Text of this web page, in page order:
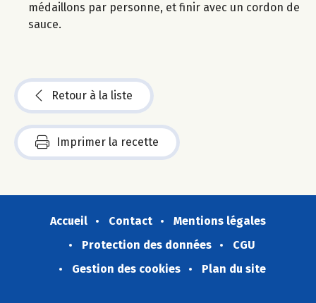
médaillons par personne, et finir avec un cordon de
sauce.
Retour à la liste
Imprimer la recette
Accueil Contact
Mentions légales
Protection des données
CGU
Gestion des cookies
Plan du site